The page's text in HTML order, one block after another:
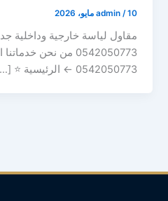
admin /10 مايو، 2026
مقاول لياسة خارجية وداخلية
0542050773 من نحن
0542050773 ← الرئيسية ⭐ […]